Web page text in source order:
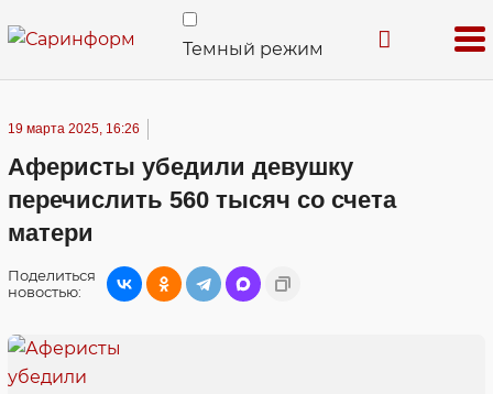
Темный режим
19 марта 2025, 16:26
Аферисты убедили девушку
перечислить 560 тысяч со счета
матери
Поделиться
новостью: